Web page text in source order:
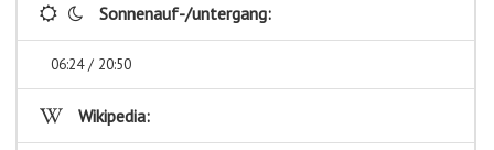
Sonnenauf-/untergang:
06:24 / 20:50
Wikipedia: